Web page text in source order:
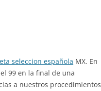
seleccion española MX. En
99 en la final de una
a nuestros procedimientos